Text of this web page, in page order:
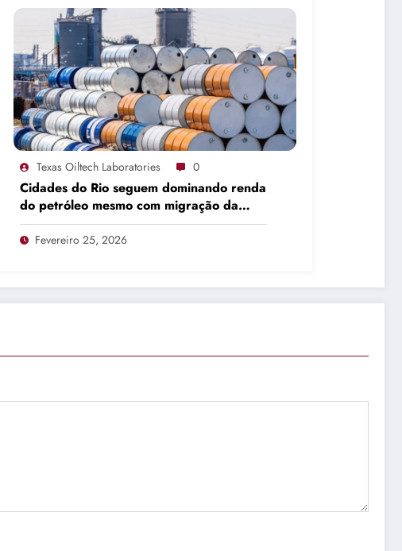
Texas Oiltech Laboratories 0
Cidades do Rio seguem dominando renda
do petróleo mesmo com migração da
produção
Fevereiro 25, 2026